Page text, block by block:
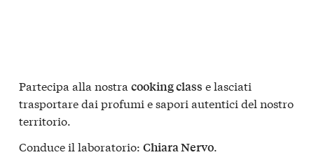
Partecipa alla nostra cooking class e lasciati
trasportare dai profumi e sapori autentici del nostro
territorio.
Conduce il laboratorio: Chiara Nervo.